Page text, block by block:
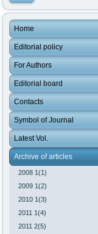
Home
Editorial policy
For Authors
Editorial board
Contacts
Symbol of Journal
Latest Vol.
Archive of articles
2008 1(1)
2009 1(2)
2010 1(3)
2011 1(4)
2011 2(5)